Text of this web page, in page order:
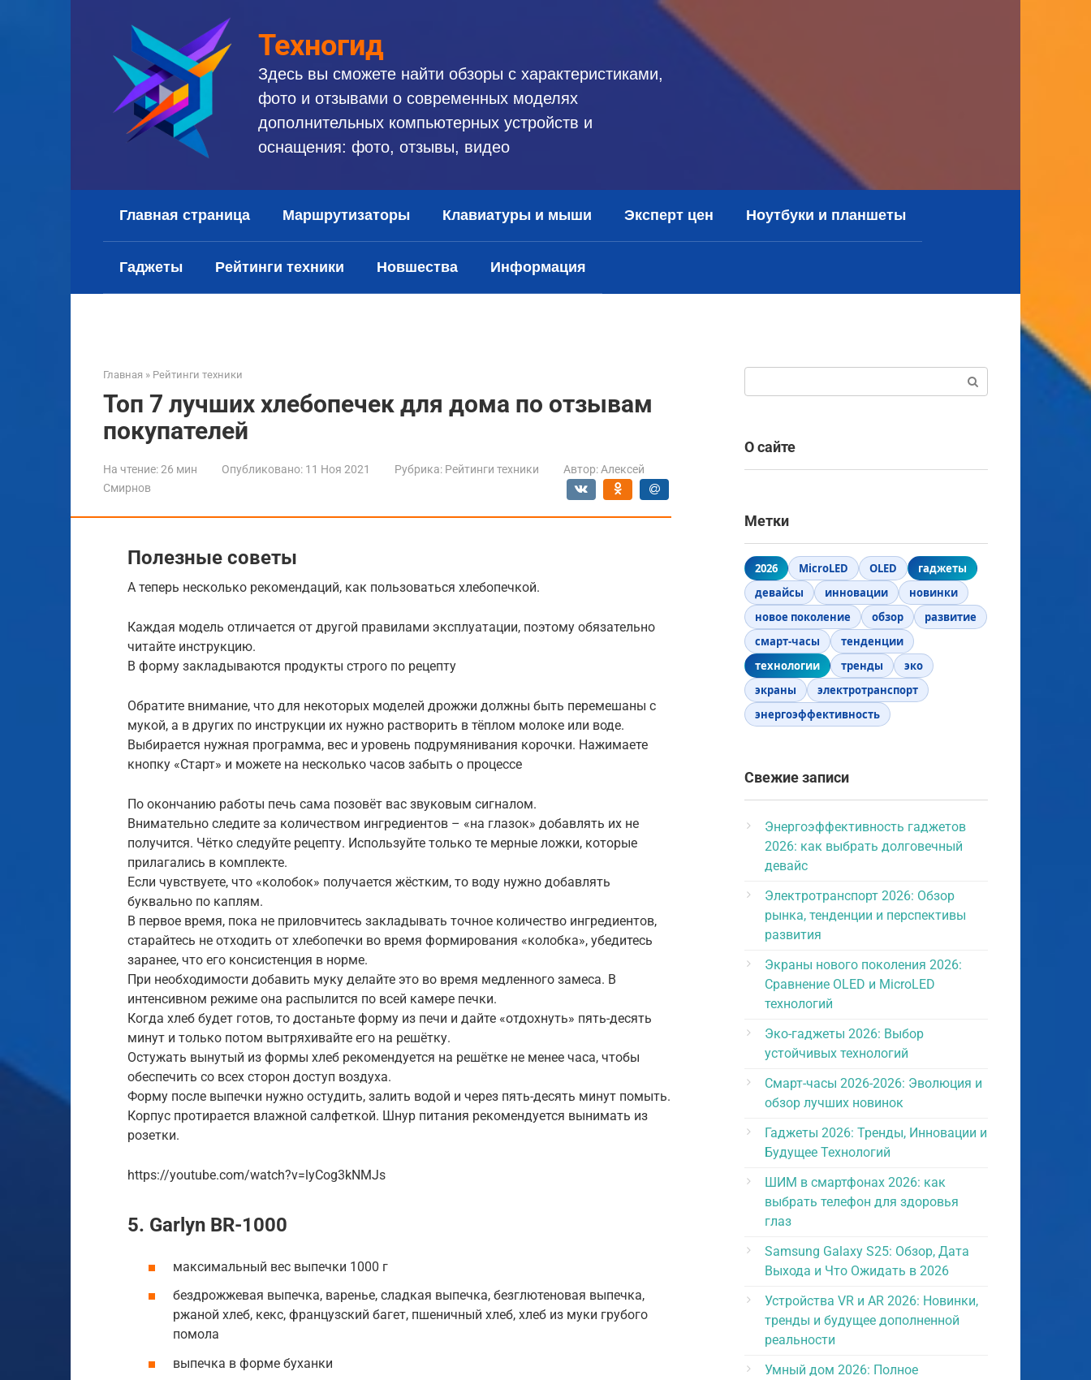
Техногид
Здесь вы сможете найти обзоры с характеристиками,
фото и отзывами о современных моделях
дополнительных компьютерных устройств и
оснащения: фото, отзывы, видео
Главная страница Маршрутизаторы Клавиатуры и мыши Эксперт цен Ноутбуки и планшеты
Гаджеты Рейтинги техники Новшества Информация
Главная » Рейтинги техники
Топ 7 лучших хлебопечек для дома по отзывам
покупателей
На чтение:26 мин Опубликовано: 11 Ноя 2021 Рубрика: Рейтинги техники Автор: Алексей
Смирнов
Полезные советы
А теперь несколько рекомендаций, как пользоваться хлебопечкой.
Каждая модель отличается от другой правилами эксплуатации, поэтому обязательно
читайте инструкцию.
В форму закладываются продукты строго по рецепту
Обратите внимание, что для некоторых моделей дрожжи должны быть перемешаны с
мукой, а в других по инструкции их нужно растворить в тёплом молоке или воде.
Выбирается нужная программа, вес и уровень подрумянивания корочки. Нажимаете
кнопку «Старт» и можете на несколько часов забыть о процессе
По окончанию работы печь сама позовёт вас звуковым сигналом.
Внимательно следите за количеством ингредиентов – «на глазок» добавлять их не
получится. Чётко следуйте рецепту. Используйте только те мерные ложки, которые
прилагались в комплекте.
Если чувствуете, что «колобок» получается жёстким, то воду нужно добавлять
буквально по каплям.
В первое время, пока не приловчитесь закладывать точное количество ингредиентов,
старайтесь не отходить от хлебопечки во время формирования «колобка», убедитесь
заранее, что его консистенция в норме.
При необходимости добавить муку делайте это во время медленного замеса. В
интенсивном режиме она распылится по всей камере печки.
Когда хлеб будет готов, то достаньте форму из печи и дайте «отдохнуть» пять-десять
минут и только потом вытряхивайте его на решётку.
Остужать вынутый из формы хлеб рекомендуется на решётке не менее часа, чтобы
обеспечить со всех сторон доступ воздуха.
Форму после выпечки нужно остудить, залить водой и через пять-десять минут помыть.
Корпус протирается влажной салфеткой. Шнур питания рекомендуется вынимать из
розетки.
https://youtube.com/watch?v=lyCog3kNMJs
5. Garlyn BR-1000
максимальный вес выпечки 1000 г
бездрожжевая выпечка, варенье, сладкая выпечка, безглютеновая выпечка,
ржаной хлеб, кекс, французский багет, пшеничный хлеб, хлеб из муки грубого
помола
выпечка в форме буханки
О сайте
Метки
2026 MicroLED OLED
гаджеты
девайсы
инновации
новинки
новое поколение
обзор
развитие
смарт-часы
тенденции
технологии
тренды
эко
экраны
электротранспорт
энергоэффективность
Свежие записи
Энергоэффективность гаджетов
2026: как выбрать долговечный
девайс
Электротранспорт 2026: Обзор
рынка, тенденции и перспективы
развития
Экраны нового поколения 2026:
Сравнение OLED и MicroLED
технологий
Эко-гаджеты 2026: Выбор
устойчивых технологий
Смарт-часы 2026-2026: Эволюция и
обзор лучших новинок
Гаджеты 2026: Тренды, Инновации и
Будущее Технологий
ШИМ в смартфонах 2026: как
выбрать телефон для здоровья
глаз
Samsung Galaxy S25: Обзор, Дата
Выхода и Что Ожидать в 2026
Устройства VR и AR 2026: Новинки,
тренды и будущее дополненной
реальности
Умный дом 2026: Полное